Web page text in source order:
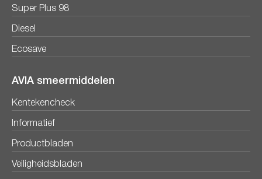
Super Plus 98
Diesel
Ecosave
AVIA smeermiddelen
Kentekencheck
Informatief
Productbladen
Veiligheidsbladen